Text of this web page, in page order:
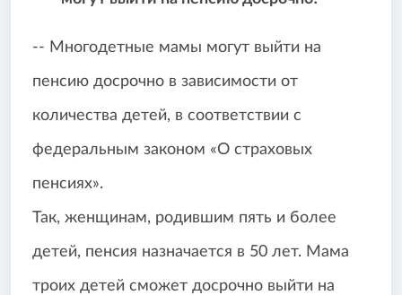
-- Многодетные мамы могут выйти на
пенсию досрочно в зависимости от
количества детей, в соответствии с
федеральным законом «О страховых
пенсиях».
Так, женщинам, родившим пять и более
детей, пенсия назначается в 50 лет. Мама
троих детей сможет досрочно выйти на